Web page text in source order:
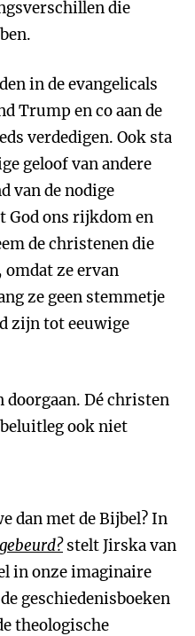
die
in de evangelicals
Trump en co aan de
verdedigen. Ook sta
geloof van andere
van de nodige
God ons rijkdom en
de christenen die
omdat ze ervan
ze geen stemmetje
zijn tot eeuwige
doorgaan. Dé christen
ook niet
dan met de Bijbel? In
stelt Jirska van
in onze imaginaire
geschiedenisboeken
theologische